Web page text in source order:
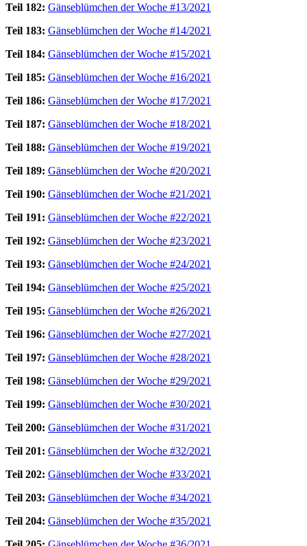
Teil 182: Gänseblümchen der Woche #13/2021
Teil 183: Gänseblümchen der Woche #14/2021
Teil 184: Gänseblümchen der Woche #15/2021
Teil 185: Gänseblümchen der Woche #16/2021
Teil 186: Gänseblümchen der Woche #17/2021
Teil 187: Gänseblümchen der Woche #18/2021
Teil 188: Gänseblümchen der Woche #19/2021
Teil 189: Gänseblümchen der Woche #20/2021
Teil 190: Gänseblümchen der Woche #21/2021
Teil 191: Gänseblümchen der Woche #22/2021
Teil 192: Gänseblümchen der Woche #23/2021
Teil 193: Gänseblümchen der Woche #24/2021
Teil 194: Gänseblümchen der Woche #25/2021
Teil 195: Gänseblümchen der Woche #26/2021
Teil 196: Gänseblümchen der Woche #27/2021
Teil 197: Gänseblümchen der Woche #28/2021
Teil 198: Gänseblümchen der Woche #29/2021
Teil 199: Gänseblümchen der Woche #30/2021
Teil 200: Gänseblümchen der Woche #31/2021
Teil 201: Gänseblümchen der Woche #32/2021
Teil 202: Gänseblümchen der Woche #33/2021
Teil 203: Gänseblümchen der Woche #34/2021
Teil 204: Gänseblümchen der Woche #35/2021